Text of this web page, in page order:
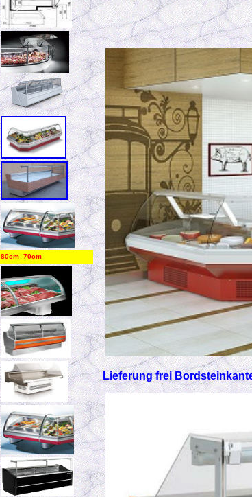
80cm 70cm
Lieferung frei